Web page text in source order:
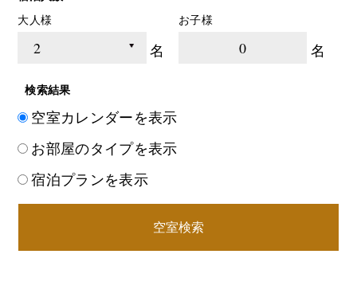
大人様
名
お子様
0 名
検索結果
空室カレンダーを表示
お部屋のタイプを表示
宿泊プランを表示
空室検索